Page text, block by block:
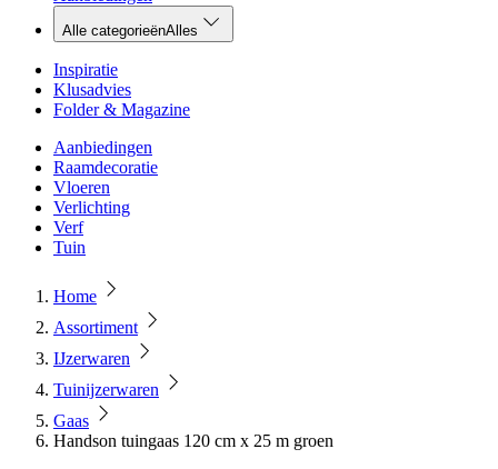
Alle categorieënAlles
Inspiratie
Klusadvies
Folder & Magazine
Aanbiedingen
Raamdecoratie
Vloeren
Verlichting
Verf
Tuin
Home
Assortiment
IJzerwaren
Tuinijzerwaren
Gaas
Handson tuingaas 120 cm x 25 m groen